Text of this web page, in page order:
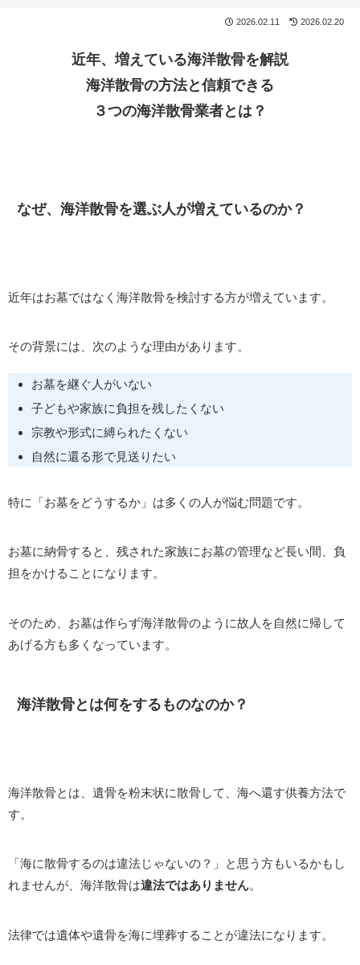
2026.02.11 2026.02.20
近年、増えている海洋散骨を解説
海洋散骨の方法と信頼できる
３つの海洋散骨業者とは？
なぜ、 海洋散骨を選ぶ人が増えているのか？
近年はお墓ではなく海洋散骨を検討する方が増えています。
その背景には、次のような理由があります。
お墓を継ぐ人がいない
子どもや家族に負担を残したくない
宗教や形式に縛られたくない
自然に還る形で見送りたい
特に「お墓をどうするか」は多くの人が悩む問題です。
お墓に納骨すると、残された家族にお墓の管理など長い間、負
担をかけることになります。
そのため、お墓は作らず海洋散骨のように故人を自然に帰して
あげる方も多くなっています。
海洋散骨とは何をするものなのか？
海洋散骨とは、遺骨を粉末状に散骨して、海へ還す供養方法で
す。
「海に散骨するのは違法じゃないの？」と思う方もいるかもし
れませんが、海洋散骨は違法ではありません。
法律では遺体や遺骨を海に埋葬することが違法になります。